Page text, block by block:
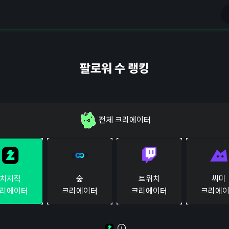
팔로워 수 랭킹
전체 크리에이터
치지직
에이터
숲
크리에이터
트위치
크리에이터
씨미
크리에